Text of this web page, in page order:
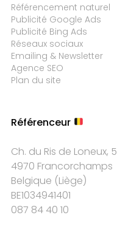
Référencement naturel
Publicité Google Ads
Publicité Bing Ads
Réseaux sociaux
Emailing & Newsletter
Agence SEO
Plan du site
Référenceur
Ch. du Ris de Loneux, 5
4970 Francorchamps
Belgique (Liège)
BE1034941401
087 84 40 10